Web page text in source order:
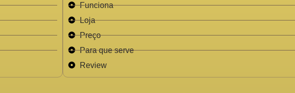
Funciona
Loja
Preço
Para que serve
Review